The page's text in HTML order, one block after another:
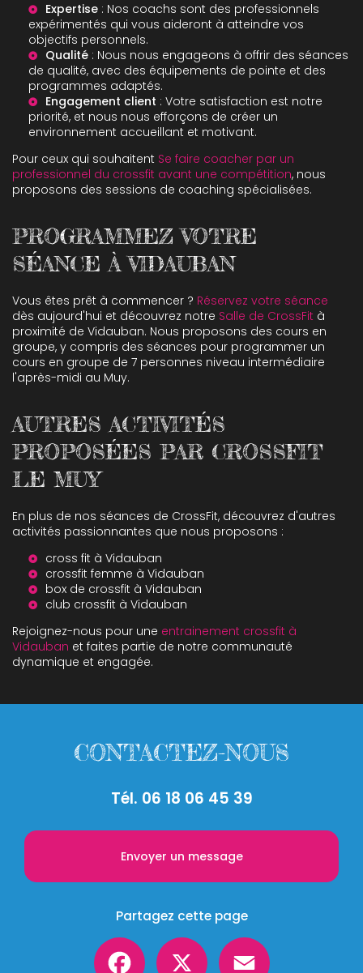
Expertise : Nos coachs sont des professionnels
expérimentés qui vous aideront à atteindre vos
objectifs personnels.
Qualité : Nous nous engageons à offrir des séances
de qualité, avec des équipements de pointe et des
programmes adaptés.
Engagement client : Votre satisfaction est notre
priorité, et nous nous efforçons de créer un
environnement accueillant et motivant.
Pour ceux qui souhaitent Se faire coacher par un
professionnel du crossfit avant une compétition, nous
proposons des sessions de coaching spécialisées.
PROGRAMMEZ VOTRE
SÉANCE À VIDAUBAN
Vous êtes prêt à commencer ? Réservez votre séance
dès aujourd'hui et découvrez notre Salle de CrossFit à
proximité de Vidauban. Nous proposons des cours en
groupe, y compris des séances pour programmer un
cours en groupe de 7 personnes niveau intermédiaire
l'après-midi au Muy.
AUTRES ACTIVITÉS
PROPOSÉES PAR CROSSFIT
LE MUY
En plus de nos séances de CrossFit, découvrez d'autres
activités passionnantes que nous proposons :
cross fit à Vidauban
crossfit femme à Vidauban
box de crossfit à Vidauban
club crossfit à Vidauban
Rejoignez-nous pour une entrainement crossfit à
Vidauban et faites partie de notre communauté
dynamique et engagée.
CONTACTEZ-NOUS
Tél. 06 18 06 45 39
Envoyer un message
Partagez cette page
Facebook